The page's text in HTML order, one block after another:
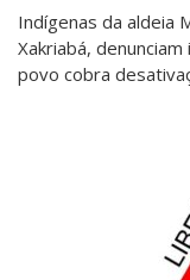
Indígenas da aldeia
Xakriabá,
povo cobra